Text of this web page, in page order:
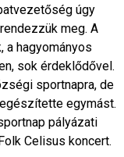
úgy
meg. A
a hagyományos
sok érdeklődővel.
sportnapra, de
egymást.
pályázati
Celisus koncert.